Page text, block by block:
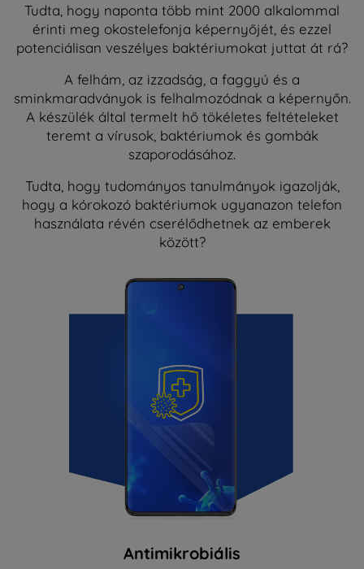
Tudta, hogy naponta több mint 2000 alkalommal
érinti meg okostelefonja képernyőjét, és ezzel
potenciálisan veszélyes baktériumokat juttat át rá?
A felhám, az izzadság, a faggyú és a
sminkmaradványok is felhalmozódnak a képernyőn.
A készülék által termelt hő tökéletes feltételeket
teremt a vírusok, baktériumok és gombák
szaporodásához.
Tudta, hogy tudományos tanulmányok igazolják,
hogy a kórokozó baktériumok ugyanazon telefon
használata révén cserélődhetnek az emberek
között?
Antimikrobiális